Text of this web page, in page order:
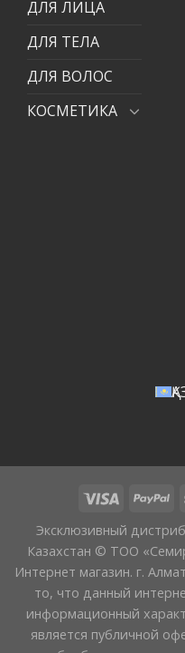
ДЛЯ ЛИЦА
ДЛЯ ТЕЛА
ДЛЯ ВОЛОС
КОСМЕТИКА
Эксклюзивный
Казахстан © ТОО
Интернет магазин. г.
то, что данный
информационный
является публичной